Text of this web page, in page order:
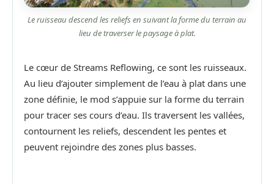
Le ruisseau descend les reliefs en suivant la forme du terrain au
lieu de traverser le paysage à plat.
Le cœur de Streams Reflowing, ce sont les ruisseaux.
Au lieu d’ajouter simplement de l’eau à plat dans une
zone définie, le mod s’appuie sur la forme du terrain
pour tracer ses cours d’eau. Ils traversent les vallées,
contournent les reliefs, descendent les pentes et
peuvent rejoindre des zones plus basses.